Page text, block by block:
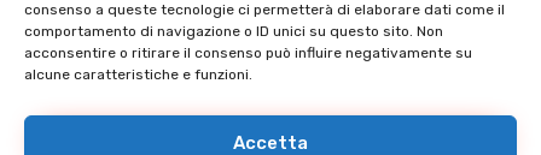
consenso a queste tecnologie ci permetterà di elaborare dati come il
comportamento di navigazione o ID unici su questo sito. Non
acconsentire o ritirare il consenso può influire negativamente su
alcune caratteristiche e funzioni.
Accetta